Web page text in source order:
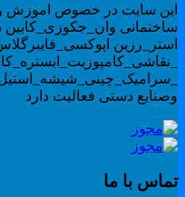
سایت در خصوص اموزش
وان_جکوزی_کابین
اپوکسی_فایبرگلاس
دستی فعالیت دارد
با ما